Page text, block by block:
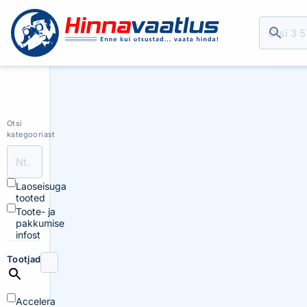
Otsi
kategooriast
Laoseisuga
tooted
Toote- ja
pakkumise
infost
Tootjad
Accelera